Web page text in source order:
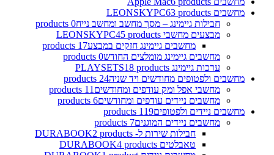
מחשבים LEONSKYPC 63 products
חבילות גיימינג – מסך מחשב ומחשב נייח0 products
מבצעים מחשבי LEONSKYPC 45 products
מחשבים גיימינג חזקים במבצע17 products
מחשבים גיימינג מומלצים החודש0 products
ערכות גיימינג PLAYSETS 18 products
מחשבים ולפטופים מחודשים ויד שניה24 products
מחשבי אפל ומק עודפים ומחודשים 11 products
מחשבים ניידים עודפים ומחודשים6 products
מחשבים ניידים ולפטופים119 products
מחשבים ניידים המוגנים7 products
חבילות שירות ל- DURABOOK 2 products
טאבלטים DURABOOK 4 products